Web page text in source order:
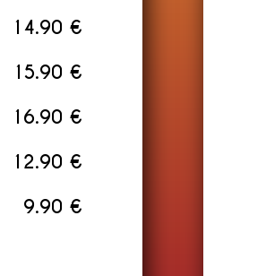
14.90 €
15.90 €
16.90 €
12.90 €
9.90 €